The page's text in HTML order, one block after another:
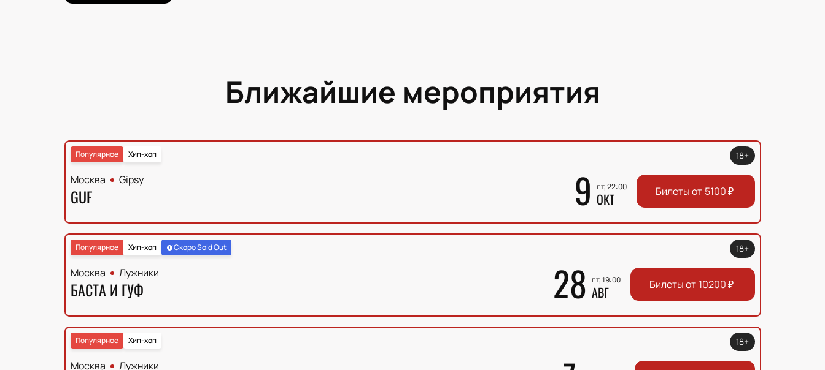
Ближайшие мероприятия
Хип-хоп
Популярное
Москва Gipsy
GUF 9 пт, 22:00
ОКТ
18+
Билеты от 5100₽
Хип-хоп
Популярное Скоро Sold Out
Москва Лужники
БАСТА И ГУФ 28 пт, 19:00
АВГ
18+
Билеты от 10200₽
Хип-хоп
Популярное
Москва Лужники
18+